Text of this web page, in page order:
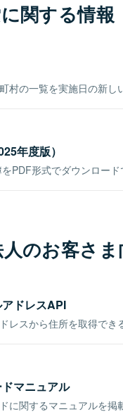
関する情報
村の一覧を実施日の新し
年度版）
PDF形式でダウンロード
のお客さ
ドレスAPI
レスから住所を取得でき
マニュアル
に関するマニュアルを掲